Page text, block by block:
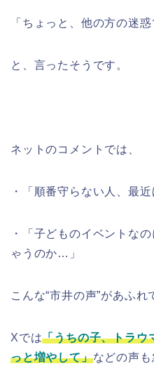
「ちょっと、他の方の迷
と、言ったそうです。
ネットのコメントでは、
・「順番守らない人、最
・「子どものイベントな
ゃうのか…」
こんな“市井の声”があふれ
Xでは「うちの子、トラウ
っと増やして」などの声も